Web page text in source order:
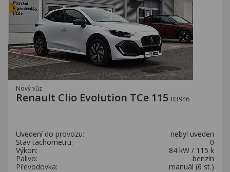
Nový vůz
Renault Clio Evolution TCe 115 R3946
Uvedení do provozu:
nebyl uveden
Stav tachometru:
0
Výkon:
84 kW / 115 k
Palivo:
benzín
Převodovka:
manuál (6 st.)